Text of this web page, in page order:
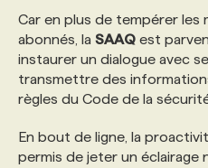
Car en plus de tempérer les
abonnés, la SAAQ est
instaurer un dialogue avec
transmettre des
règles du Code de la
En bout de ligne, la
permis de jeter un éclairage